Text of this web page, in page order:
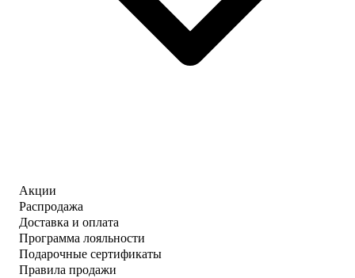
Акции
Распродажа
Доставка и оплата
Программа лояльности
Подарочные сертификаты
Правила продажи